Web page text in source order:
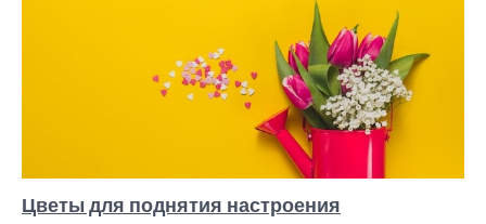
Цветы для поднятия настроения